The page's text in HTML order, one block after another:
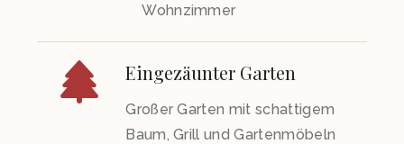
Wohnzimmer
Eingezäunter Garten
Großer Garten mit schattigem
Baum, Grill und Gartenmöbeln